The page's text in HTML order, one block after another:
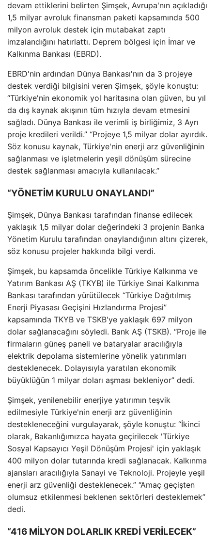
devam ettiklerini belirten Şimşek, Avrupa'nın açıkladığı
1,5 milyar avroluk finansman paketi kapsamında 500
milyon avroluk destek için mutabakat zaptı
imzalandığını hatırlattı. Deprem bölgesi için İmar ve
Kalkınma Bankası (EBRD).
EBRD'nin ardından Dünya Bankası'nın da 3 projeye
destek verdiği bilgisini veren Şimşek, şöyle konuştu:
“Türkiye'nin ekonomik yol haritasına olan güven, bu yıl
da dış kaynak akışının tüm hızıyla devam etmesini
sağladı. Dünya Bankası ile verimli iş birliğimiz, 3 Ayrı
proje kredileri verildi.” “Projeye 1,5 milyar dolar ayırdık.
Söz konusu kaynak, Türkiye'nin enerji arz güvenliğinin
sağlanması ve işletmelerin yeşil dönüşüm sürecine
destek sağlanması amacıyla kullanılacak.”
“YÖNETİM KURULU ONAYLANDI”
Şimşek, Dünya Bankası tarafından finanse edilecek
yaklaşık 1,5 milyar dolar değerindeki 3 projenin Banka
Yönetim Kurulu tarafından onaylandığının altını çizerek,
söz konusu projeler hakkında bilgi verdi.
Şimşek, bu kapsamda öncelikle Türkiye Kalkınma ve
Yatırım Bankası AŞ (TKYB) ile Türkiye Sınai Kalkınma
Bankası tarafından yürütülecek “Türkiye Dağıtılmış
Enerji Piyasası Geçişini Hızlandırma Projesi”
kapsamında TKYB ve TSKB'ye yaklaşık 697 milyon
dolar sağlanacağını söyledi. Bank AŞ (TSKB). “Proje ile
firmaların güneş paneli ve bataryalar aracılığıyla
elektrik depolama sistemlerine yönelik yatırımları
desteklenecek. Dolayısıyla yaratılan ekonomik
büyüklüğün 1 milyar doları aşması bekleniyor” dedi.
Şimşek, yenilenebilir enerjiye yatırımın teşvik
edilmesiyle Türkiye'nin enerji arz güvenliğinin
destekleneceğini vurgulayarak, şöyle konuştu: “İkinci
olarak, Bakanlığımızca hayata geçirilecek 'Türkiye
Sosyal Kapsayıcı Yeşil Dönüşüm Projesi' için yaklaşık
400 milyon dolar tutarında kredi sağlanacak. Kalkınma
ajansları aracılığıyla Sanayi ve Teknoloji. Projeyle yeşil
enerji arz güvenliği desteklenecek.” “Amaç geçişten
olumsuz etkilenmesi beklenen sektörleri desteklemek”
dedi.
“416 MİLYON DOLARLIK KREDİ VERİLECEK”